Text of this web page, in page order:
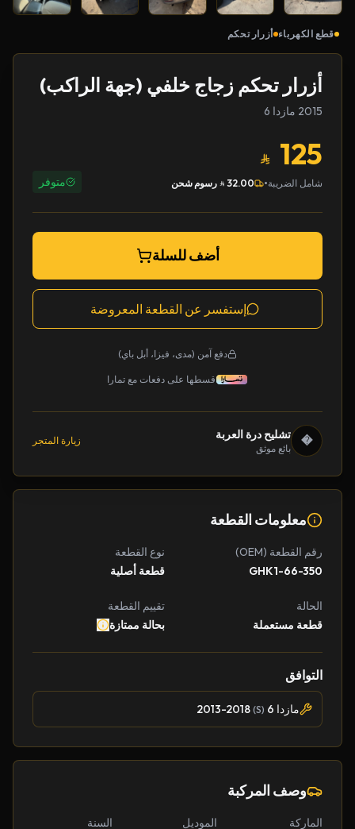
قطع الكهرباء أزرار تحكم
أزرار تحكم زجاج خلفي (جهة الراكب)
2015 مازدا 6
125
شامل الضريبة•
32.00 رسوم شحن متوفر
أضف للسلة
إستفسر عن القطعة المعروضة
دفع آمن (مدى، فيزا، أبل باي)
قسطها على دفعات مع تمارا
� تشليح درة العربة
بائع موثق
زيارة المتجر
معلومات القطعة
رقم القطعة (OEM)
GHK1-66-350
نوع القطعة
قطعة أصلية
الحالة
قطعة مستعملة
تقييم القطعة
بحالة ممتازة
التوافق
مازدا 6 (S)
وصف المركبة
الماركة الموديل السنة